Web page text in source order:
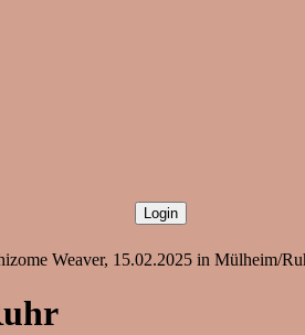
Weaver, 15.02.2025 in Mülheim/